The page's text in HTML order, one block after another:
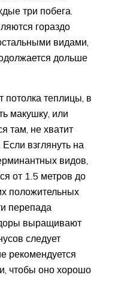
три побега.
гораздо
видами,
дольше
потолка теплицы, в
макушку, или
там, не хватит
взглянуть на
видов,
от 1.5 метров до
положительных
перепада
выращивают
следует
рекомендуется
чтобы оно хорошо